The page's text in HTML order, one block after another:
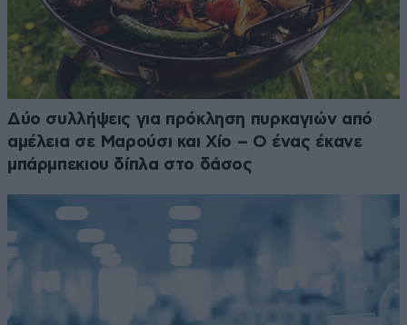
Δύο συλλήψεις για πρόκληση πυρκαγιών από
αμέλεια σε Μαρούσι και Χίο – Ο ένας έκανε
μπάρμπεκιου δίπλα στο δάσος